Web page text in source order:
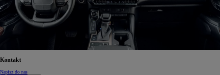
Kontakt
Napisz do nas